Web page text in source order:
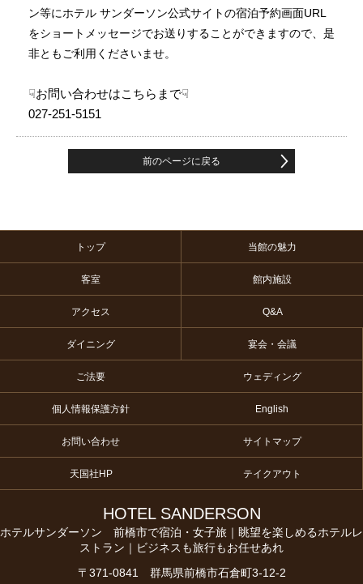
ン等にホテル サンダーソン公式サイトの宿泊予約画面URL
をショートメッセージでお送りすることができますので、是
非ともご利用くださいませ。
☟お問い合わせはこちらまで☟
027-251-5151
前のページに戻る
トップ 当館の魅力
客室 館内施設
アクセス Q&A
ダイニング 宴会・会議
ご法要 ウェディング
個人情報保護方針 English
お問い合わせ サイトマップ
天国社HP テイクアウト
HOTEL SANDERSON
ホテルサンダーソン 前橋市で宿泊・女子旅｜眺望を楽しめるホテルレ
ストラン｜ビジネスも旅行もお任せあれ
〒371-0841 群馬県前橋市石倉町3-12-2